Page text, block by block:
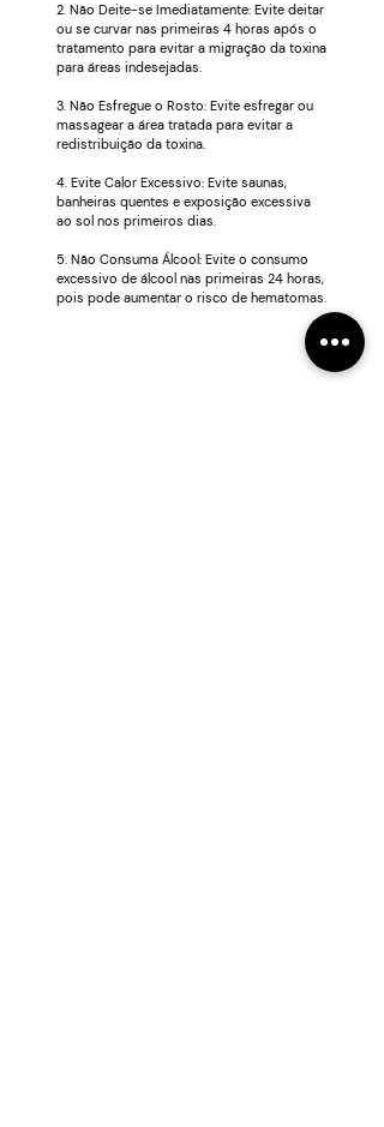
2. Não Deite-se Imediatamente: Evite deitar
ou se curvar nas primeiras 4 horas após o
tratamento para evitar a migração da toxina
para áreas indesejadas.
3. Não Esfregue o Rosto: Evite esfregar ou
massagear a área tratada para evitar a
redistribuição da toxina.
4. Evite Calor Excessivo: Evite saunas,
banheiras quentes e exposição excessiva
ao sol nos primeiros dias.
5. Não Consuma Álcool: Evite o consumo
excessivo de álcool nas primeiras 24 horas,
pois pode aumentar o risco de hematomas.